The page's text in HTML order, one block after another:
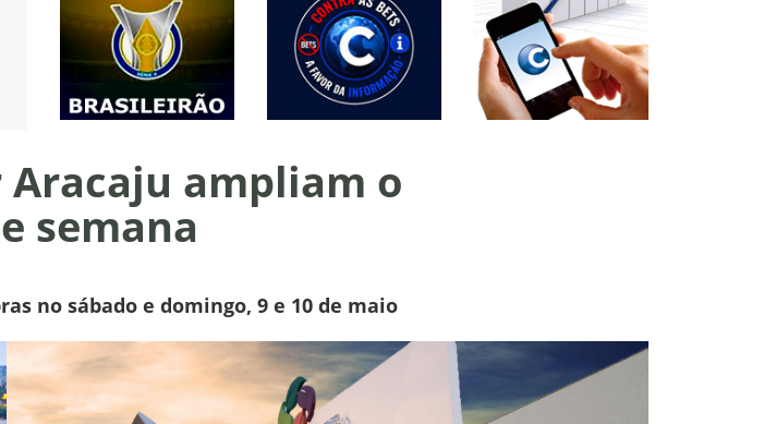
Aracaju ampliam o
semana
no sábado e domingo, 9 e 10 de maio